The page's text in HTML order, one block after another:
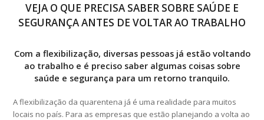
VEJA O QUE PRECISA SABER SOBRE SAÚDE E
SEGURANÇA ANTES DE VOLTAR AO TRABALHO
Com a flexibilização, diversas pessoas já estão voltando
ao trabalho e é preciso saber algumas coisas sobre
saúde e segurança para um retorno tranquilo.
A flexibilização da quarentena já é uma realidade para muitos
locais no país. Para as empresas que estão planejando a volta ao